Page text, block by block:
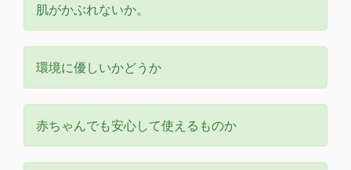
肌がかぶれないか。
環境に優しいかどうか
赤ちゃんでも安心して使えるものか